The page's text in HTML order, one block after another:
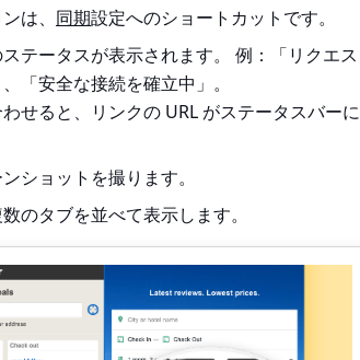
は、 同期設定へのショートカットです。
テータスが表示されます。 例：「リクエス
「安全な接続を確立中」。
せると、リンクの URL がステータスバーに
ショットを撮ります。
のタブを並べて表示します。